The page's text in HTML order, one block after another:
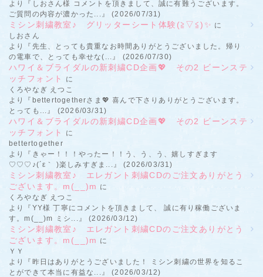
より『しおさん様 コメントを頂きまして、誠に有難うございます。
ご質問の内容が濃かった...』 (2026/07/31)
ミシン刺繍教室♪ グリッターシート体験(≧▽≦)✨ に
しおさん
より『先生、とっても貴重なお時間ありがとうございました。帰り
の電車で、とっても幸せな(...』 (2026/07/30)
ハワイ＆ブライダルの新刺繍CD企画💖 その2 ビーンステ
ッチフォント
に
くろやなぎ えつこ
より『bettertogetherさま💖 喜んで下さりありがとうございます。
とっても...』 (2026/03/31)
ハワイ＆ブライダルの新刺繍CD企画💖 その2 ビーンステ
ッチフォント
に
bettertogether
より『きゃー！！！やったー！！う、う、う、嬉しすぎます
♡♡♡♪(´ε｀ )楽しみすぎま...』 (2026/03/31)
ミシン刺繍教室♪ エレガント刺繍CDのご注文ありがとう
ございます。m(__)m に
くろやなぎ えつこ
より『YY様 丁寧にコメントを頂きまして、 誠に有り稼働ございま
す。m(__)m ミシ...』 (2026/03/12)
ミシン刺繍教室♪ エレガント刺繍CDのご注文ありがとう
ございます。m(__)m に
ＹＹ
より『昨日はありがとうございました！ ミシン刺繍の世界を知るこ
とができて本当に有益な...』 (2026/03/12)